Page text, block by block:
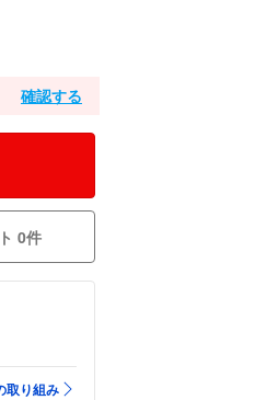
確認する
0件
取り組み